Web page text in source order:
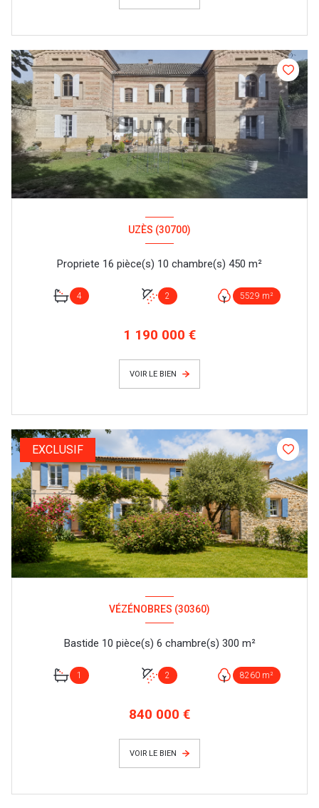
UZÈS (30700)
Propriete 16 pièce(s) 10 chambre(s) 450 m²
4 2 5529 m²
1 190 000 €
VOIR LE BIEN
EXCLUSIF
VÉZÉNOBRES (30360)
Bastide 10 pièce(s) 6 chambre(s) 300 m²
1 2 8260 m²
840 000 €
VOIR LE BIEN